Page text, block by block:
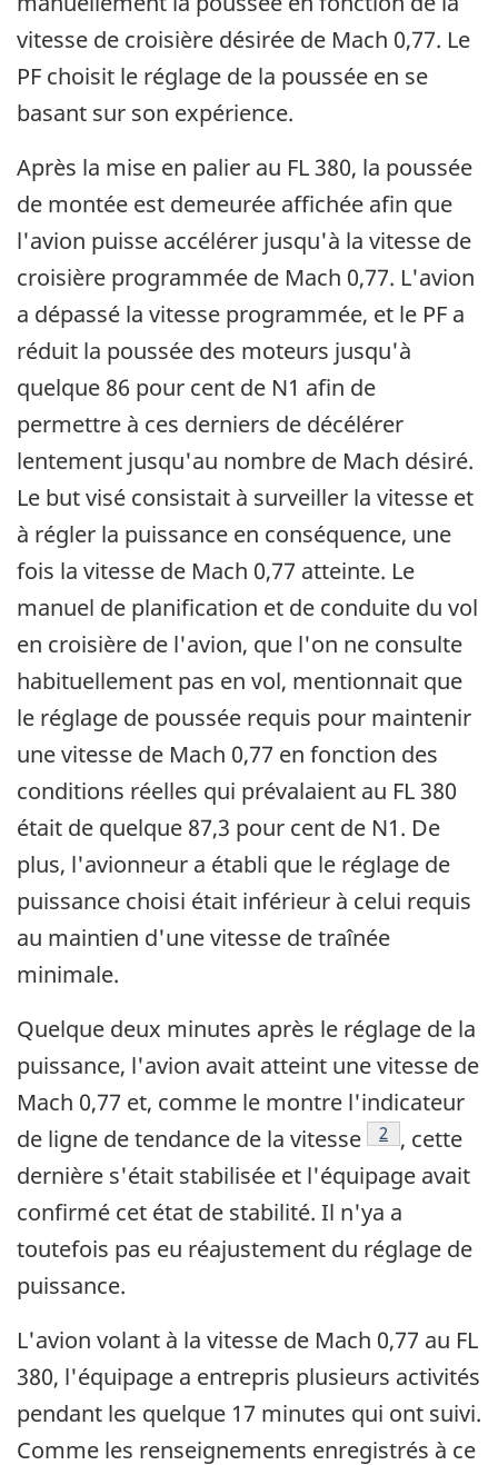
vitesse de croisière désirée de Mach 0,77. Le
PF choisit le réglage de la poussée en se
basant sur son expérience.
Après la mise en palier au FL 380, la poussée
de montée est demeurée affichée afin que
l'avion puisse accélérer jusqu'à la vitesse de
croisière programmée de Mach 0,77. L'avion
a dépassé la vitesse programmée, et le PF a
réduit la poussée des moteurs jusqu'à
quelque 86 pour cent de N1 afin de
permettre à ces derniers de décélérer
lentement jusqu'au nombre de Mach désiré.
Le but visé consistait à surveiller la vitesse et
à régler la puissance en conséquence, une
fois la vitesse de Mach 0,77 atteinte. Le
manuel de planification et de conduite du vol
en croisière de l'avion, que l'on ne consulte
habituellement pas en vol, mentionnait que
le réglage de poussée requis pour maintenir
une vitesse de Mach 0,77 en fonction des
conditions réelles qui prévalaient au FL 380
était de quelque 87,3 pour cent de N1. De
plus, l'avionneur a établi que le réglage de
puissance choisi était inférieur à celui requis
au maintien d'une vitesse de traînée
minimale.
Quelque deux minutes après le réglage de la
puissance, l'avion avait atteint une vitesse de
Mach 0,77 et, comme le montre l'indicateur
de ligne de tendance de la vitesse
Footnote
2
, cette
dernière s'était stabilisée et l'équipage avait
confirmé cet état de stabilité. Il n'ya a
toutefois pas eu réajustement du réglage de
puissance.
L'avion volant à la vitesse de Mach 0,77 au FL
380, l'équipage a entrepris plusieurs activités
pendant les quelque 17 minutes qui ont suivi.
Comme les renseignements enregistrés à ce